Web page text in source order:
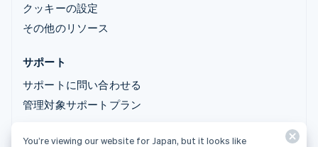
クッキーの設定
その他のリソース
サポート
サポートに問い合わせる
管理対象サポートプラン
© 2026 Stripe, LLC
You’re viewing our website for Japan, but it looks like